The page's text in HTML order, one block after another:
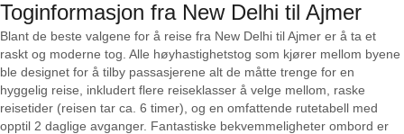
Toginformasjon fra New Delhi til Ajmer
Blant de beste valgene for å reise fra New Delhi til Ajmer er å ta et
raskt og moderne tog. Alle høyhastighetstog som kjører mellom byene
ble designet for å tilby passasjerene alt de måtte trenge for en
hyggelig reise, inkludert flere reiseklasser å velge mellom, raske
reisetider (reisen tar ca. 6 timer), og en omfattende rutetabell med
opptil 2 daglige avganger. Fantastiske bekvemmeligheter ombord er